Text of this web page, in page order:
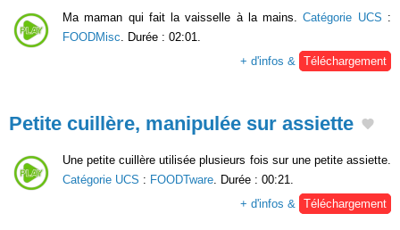
Ma maman qui fait la vaisselle à la mains.Catégorie UCS :
FOODMisc. Durée : 02:01.
+ d'infos & Téléchargement
Petite cuillère, manipulée sur assiette
Une petite cuillère utilisée plusieurs fois sur une petite assiette.
Catégorie UCS : FOODTware . Durée : 00:21.
+ d'infos &
Téléchargement